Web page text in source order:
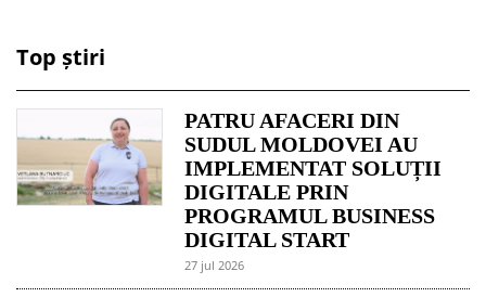
Top știri
PATRU AFACERI DIN
SUDUL MOLDOVEI AU
IMPLEMENTAT SOLUȚII
DIGITALE PRIN
PROGRAMUL BUSINESS
DIGITAL START
27 jul 2026